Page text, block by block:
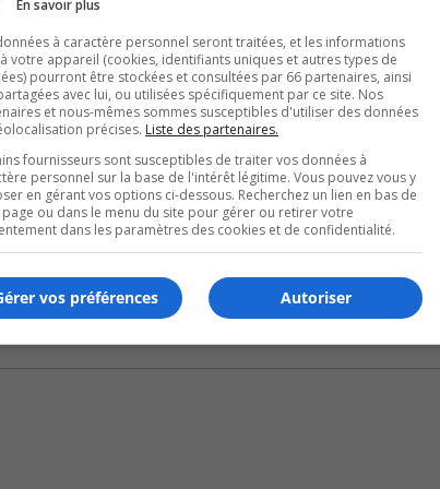
marqués respectivement par Matthew
et Anthony Di Cesare.
soir à la Cité du Sport de Terrebonne.
la finale de la Coupe Napa.
En savoir plus
à caractère personnel seront traitées, et les informations
votre appareil (cookies, identifiants uniques et autres types de
pourront être stockées et consultées par 66 partenaires, ainsi
avec lui, ou utilisées spécifiquement par ce site. Nos
et nous-mêmes sommes susceptibles d'utiliser des données
précises. Liste des partenaires.
fournisseurs sont susceptibles de traiter vos données à
personnel sur la base de l'intérêt légitime. Vous pouvez vous y
en gérant vos options ci-dessous. Recherchez un lien en bas de
page ou dans le menu du site pour gérer ou retirer votre
dans les paramètres des cookies et de confidentialité.
Autoriser
vos préférences